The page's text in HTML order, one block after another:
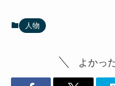
人物
よかっ